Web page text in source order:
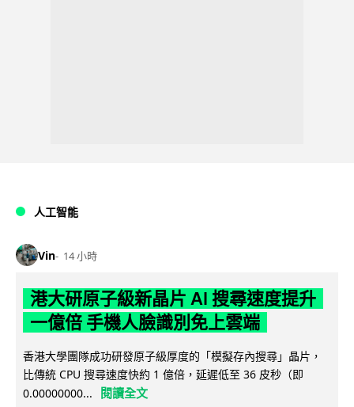
人工智能
Vin 14 小時
港大研原子級新晶片 AI 搜尋速度提升
一億倍 手機人臉識別免上雲端
香港大學團隊成功研發原子級厚度的「模擬存內搜尋」晶片，
比傳統 CPU 搜尋速度快約 1 億倍，延遲低至 36 皮秒（即
0.00000000...
閱讀全文